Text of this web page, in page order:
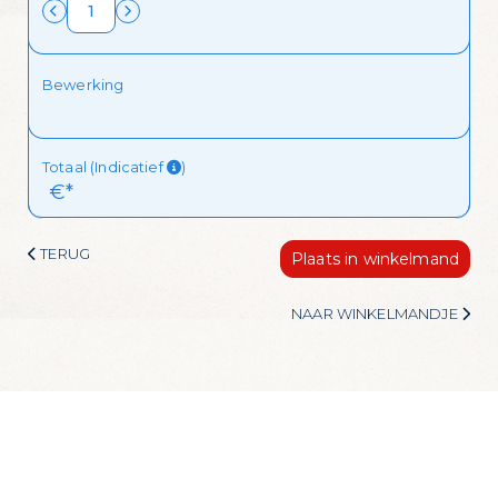
Bewerking
Totaal (Indicatief )
€*
Plaats in winkelmand
TERUG
NAAR WINKELMANDJE